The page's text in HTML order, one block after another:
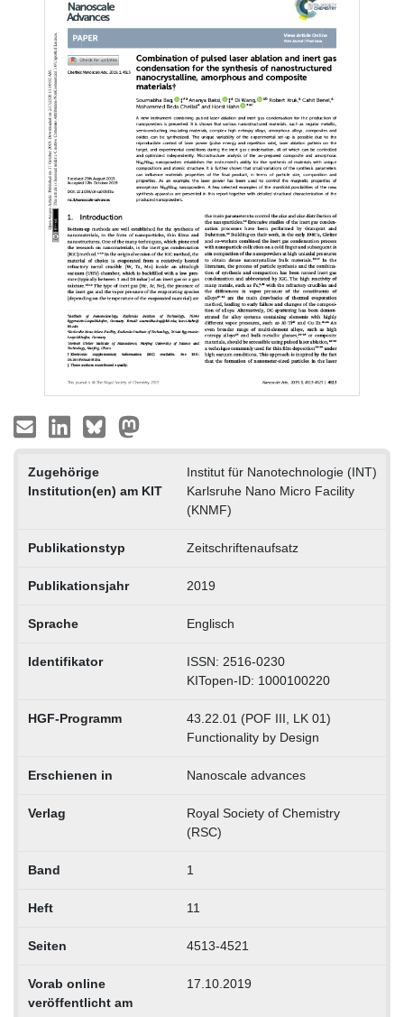
Zugehörige
Institution(en) am KIT
Institut für Nanotechnologie (INT)
Karlsruhe Nano Micro Facility
(KNMF)
Publikationstyp Zeitschriftenaufsatz
Publikationsjahr 2019
Sprache Englisch
Identifikator
ISSN: 2516-0230
KITopen-ID: 1000100220
HGF-Programm
43.22.01 (POF III, LK 01)
Functionality by Design
Erschienen in Nanoscale advances
Verlag
Royal Society of Chemistry
(RSC)
Band 1
Heft 11
Seiten 4513-4521
Vorab online
veröffentlicht am
17.10.2019